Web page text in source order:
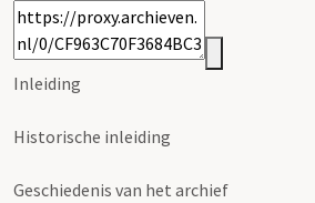
Inleiding
Historische inleiding
Geschiedenis van het archief